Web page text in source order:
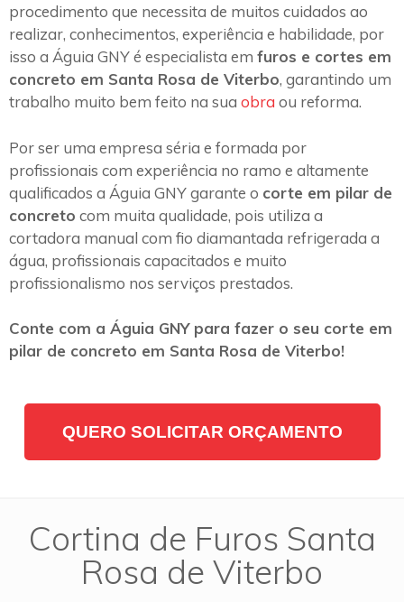
procedimento que necessita de muitos cuidados ao
realizar, conhecimentos, experiência e habilidade, por
isso a Águia GNY é especialista em furos e cortes em
concreto em Santa Rosa de Viterbo, garantindo um
trabalho muito bem feito na sua obra ou reforma.
Por ser uma empresa séria e formada por
profissionais com experiência no ramo e altamente
qualificados a Águia GNY garante o corte em pilar de
concreto com muita qualidade, pois utiliza a
cortadora manual com fio diamantada refrigerada a
água, profissionais capacitados e muito
profissionalismo nos serviços prestados.
Conte com a Águia GNY para fazer o seu corte em
pilar de concreto em Santa Rosa de Viterbo!
QUERO SOLICITAR ORÇAMENTO
Cortina de Furos Santa
Rosa de Viterbo